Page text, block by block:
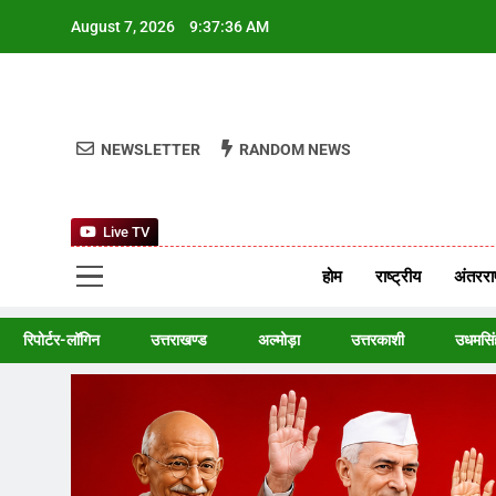
August 7, 2026 9:37:37 AM
NEWSLETTER RANDOM NEWS
होम राष्ट्रीय
Live TV
रिपोर्टर-लॉगिन उत्तराखण्ड अल्मोड़ा उत्तरकाशी